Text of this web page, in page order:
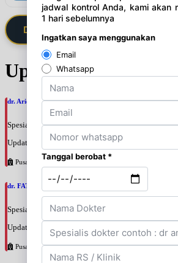
Daftarkan Saya via Member VIP
Update Jadwal
dr. Ario Baskoro, SpU
Spesialis: Bedah Urologi
Update terakhir: 2026-08-06 18:46:06
Pusat Pertamina
dr. FATAN ABSHARI, SpU
Spesialis: Bedah Urologi
Update terakhir: 2026-08-06 18:42:13
Pusat Pertamina